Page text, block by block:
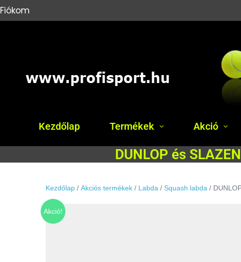
Fiókom
Kezdőlap Termékek Akció
DUNLOP és
Kezdőlap / Akciós termékek / Labda / Squash labda /
Akció!